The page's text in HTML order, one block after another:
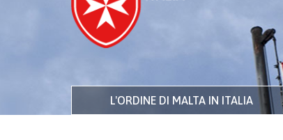
L'ORDINE DI MALTA IN ITALIA